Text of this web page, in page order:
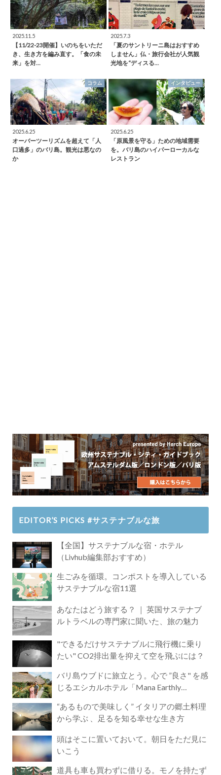
2025.11.5
【11/22-23開催】いのちをいただ
き、生き方を編み直す。「食の未
来」を対…
2025.7.3
「夏のサントリーニ島はおすすめ
しません」仏・旅行会社が人気観
光地を“ディスる…
コラム
2025.6.25
オーバーツーリズムを超えて「人
口過多」のバリ島。観光は悪なの
か
インタビュー
2025.6.25
「原風景を守る」ための地域需要
を。バリ島のハイパーローカルな
レストラン
EDITOR’S PICKS #サステナブルな旅
【全国】サステナブルな宿・ホテル
（Livhub編集部おすすめ）
生ごみを循環。コンポストを導入している
サステナブルな宿11選
あなたはどう旅する？ ｜ 英国サステナブ
ルトラベルの専門家に聞いた、旅の魅力
"できるだけサステナブルに飛行機に乗り
たい" CO2排出量を抑えて空を飛ぶには？
バリ島ウブドに旅立とう。心で ”良さ" を感
じるエシカルホテル「Mana Earthly
“あるもので美味しく” イタリアの郷土料理
から学ぶ 、足るを知る幸せな生き方
頭はそこに置いておいて。朝日をただ見に
いこう
道具も車も買わずに借りる。モノを持たず